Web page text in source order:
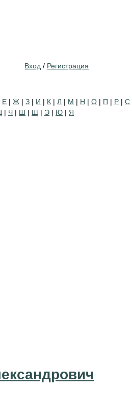
Вход / Регистрация
Е | Ж | З | И | К | Л | М | Н | О | П | Р | С
| Ч | Ш | Щ | Э | Ю | Я